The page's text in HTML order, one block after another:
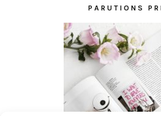
PARUTIONS